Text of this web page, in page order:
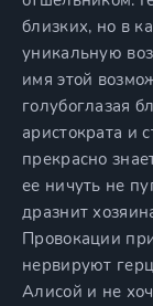
близких, но в
уникальную
имя этой
голубоглазая
аристократа и
прекрасно
ее ничуть не
дразнит
Провокации
нервируют
Алисой и не